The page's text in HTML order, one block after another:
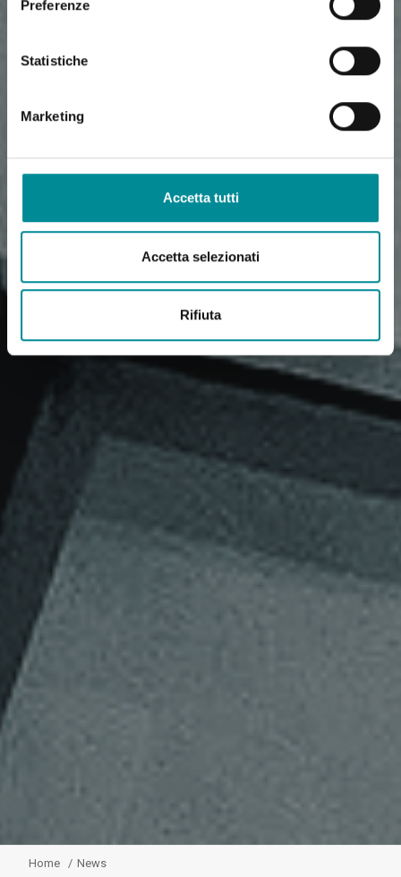
Preferenze
Statistiche
Marketing
Accetta tutti
Accetta selezionati
Rifiuta
Home News